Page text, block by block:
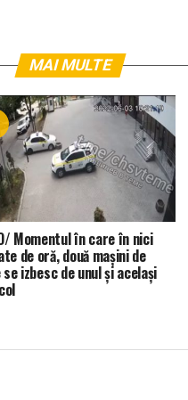
MAI MULTE
Momentul în care în nici
de oră, două mașini de
izbesc de unul și același